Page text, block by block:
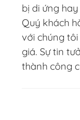
bị di ứng
Quý khách
với chúng
giá. Sự tin
thành công